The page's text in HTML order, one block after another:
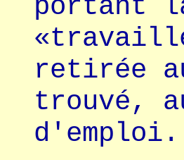
portant
retirée
trouvé,